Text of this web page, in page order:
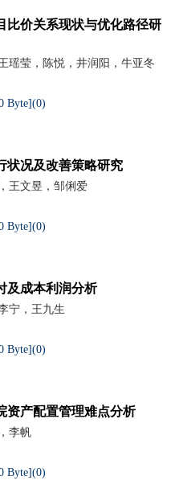
比价关系现状与优化路径研
瑶莹，陈悦，井润阳，牛亚冬
Byte](0)
状况及改善策略研究
王文昱，邹俐爱
Byte](0)
及成本利润分析
宁，王九生
Byte](0)
资产配置管理难点分析
李帆
Byte](0)